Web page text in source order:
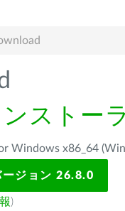
ストー
Windows x86_64
ージョン 26.8.0
)